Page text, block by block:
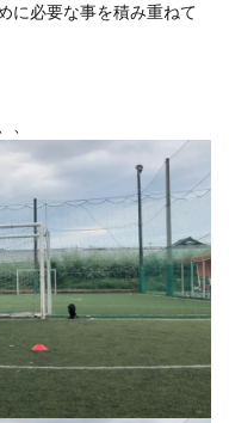
に必要な事を積み重ねて
、